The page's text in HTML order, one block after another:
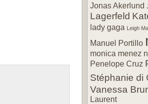
Jonas Akerlund
Lagerfeld
lady gaga Leigh
Manuel Portillo
monica menez
Penelope Cruz
Stéphanie di
Vanessa
Laurent